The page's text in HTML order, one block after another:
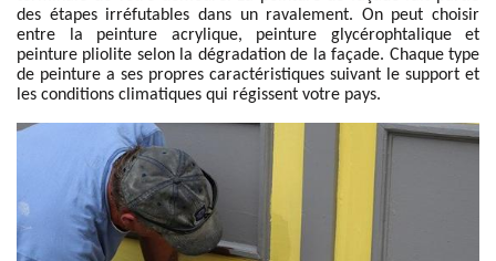
des étapes irréfutables dans un ravalement. On peut choisir
entre la peinture acrylique, peinture glycérophtalique et
peinture pliolite selon la dégradation de la façade. Chaque type
de peinture a ses propres caractéristiques suivant le support et
les conditions climatiques qui régissent votre pays.